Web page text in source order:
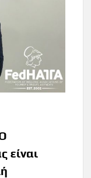
είναι